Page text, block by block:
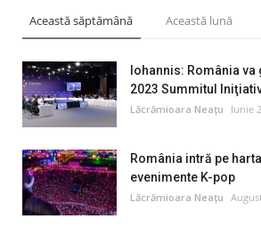
Această săptămână Această lună
Iohannis: România
2023 Summitul
Lăcrămioara Neațu Iunie
România intră pe
evenimente K-pop
Lăcrămioara Neațu